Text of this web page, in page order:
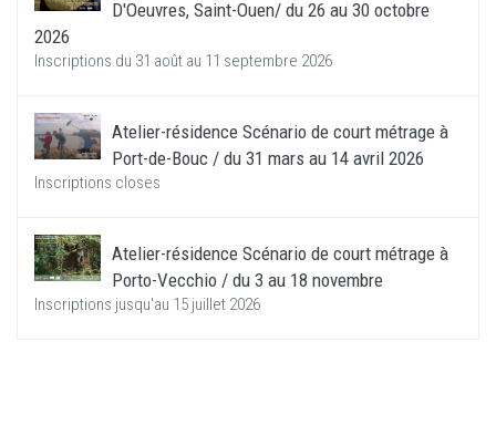
D'Oeuvres, Saint-Ouen/ du 26 au 30 octobre
2026
Inscriptions du 31 août au 11 septembre 2026
Atelier-résidence Scénario de court métrage à
Port-de-Bouc / du 31 mars au 14 avril 2026
Inscriptions closes
Atelier-résidence Scénario de court métrage à
Porto-Vecchio / du 3 au 18 novembre
Inscriptions jusqu'au 15 juillet 2026